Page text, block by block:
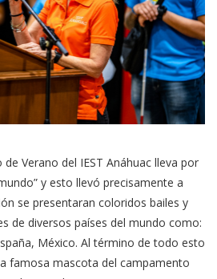
Verano del IEST Anáhuac lleva por
y esto llevó precisamente a
se presentaran coloridos bailes y
de diversos países del mundo como:
México. Al término de todo esto
famosa mascota del campamento